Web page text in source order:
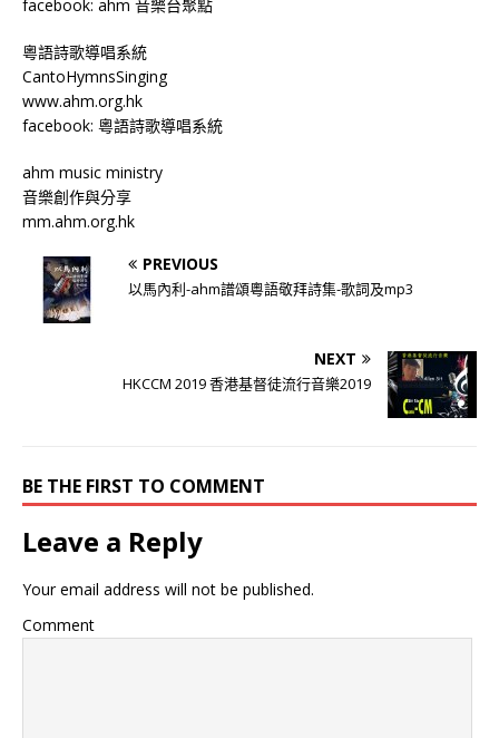
facebook: ahm 音樂台聚點
粵語詩歌導唱系統
CantoHymnsSinging
www.ahm.org.hk
facebook: 粵語詩歌導唱系統
ahm music ministry
音樂創作與分享
mm.ahm.org.hk
PREVIOUS
以馬內利-ahm譜頌粵語敬拜詩集-歌詞及mp3
NEXT
HKCCM 2019 香港基督徒流行音樂2019
BE THE FIRST TO COMMENT
Leave a Reply
Your email address will not be published.
Comment